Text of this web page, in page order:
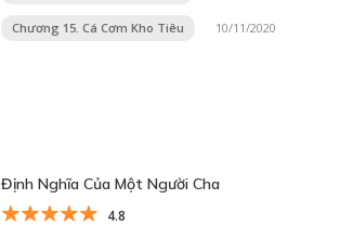
Chương 15. Cá Cơm Kho Tiêu 10/11/2020
Định Nghĩa Của Một Người Cha
4.8